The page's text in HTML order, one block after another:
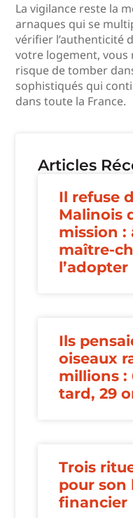
La vigilance reste la
arnaques qui se
vérifier l’authenticité
votre logement,
risque de tomber
sophistiqués qui
dans toute la France.
Articles
Il refuse
Malinois
mission :
maître-
l’adopter
Ils
oiseaux
millions :
tard, 29
Trois
pour son
financier